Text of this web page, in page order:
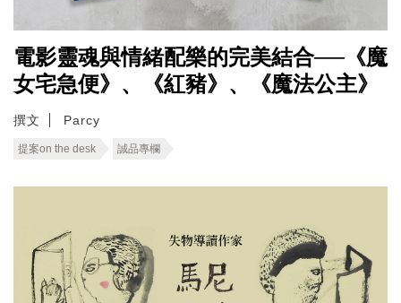
電影靈魂與情緒配樂的完美結合──《魔
女宅急便》、《紅豬》、《魔法公主》
撰文 Parcy
提案on the desk 誠品專欄